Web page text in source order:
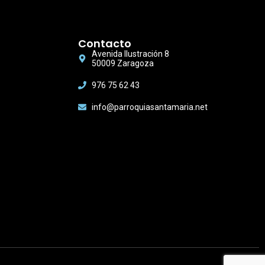
Contacto
Avenida Ilustración 8
50009 Zaragoza
976 75 62 43
info@parroquiasantamaria.net